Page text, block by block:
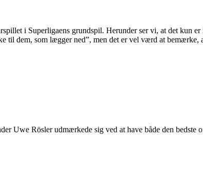
i Superligaens grundspil. Herunder ser vi, at det kun
dem, som lægger ned”, men det er vel værd at bemærke,
Uwe Rösler udmærkede sig ved at have både den bedste